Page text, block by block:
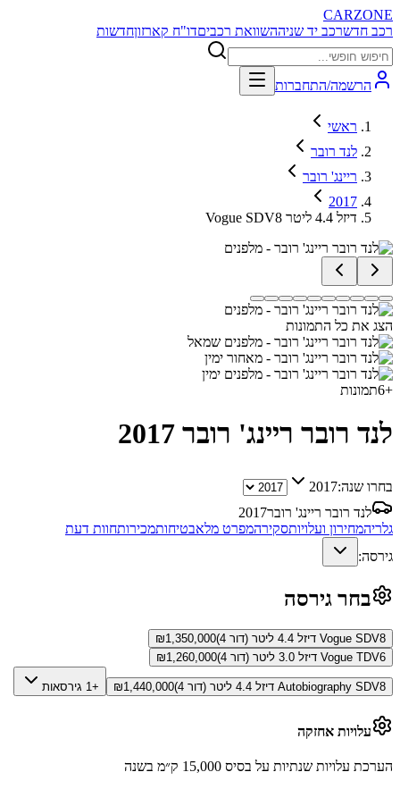
CARZONE
רכב חדשרכב יד שניההשוואת רכביםדו"ח קארזוןחדשות
הרשמה/התחברות
ראשי
לנד רובר
ריינג' רובר
2017
Vogue SDV8 דיזל 4.4 ליטר
הצג את כל התמונות
+
6תמונות
לנד רובר ריינג' רובר 2017
בחרו שנה:2017
לנד רובר ריינג' רובר2017
גלריהמחירון ועלויותסקירהמפרט מלאבטיחותמכירותחוות דעת
גירסה:
בחר גירסה
Vogue SDV8 דיזל 4.4 ליטר (דור 4) ₪1,350,000
Vogue TDV6 דיזל 3.0 ליטר (דור 4)
₪1,260,000
Autobiography SDV8 דיזל 4.4 ליטר (דור 4) ₪1,440,000 +1 גירסאות
עלויות אחזקה
הערכת עלויות שנתיות על בסיס 15,000 ק״מ בשנה